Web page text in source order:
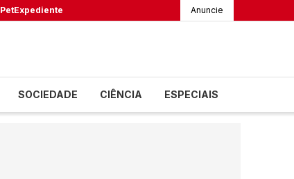
PetExpediente Anuncie
SOCIEDADE CIÊNCIA ESPECIAIS